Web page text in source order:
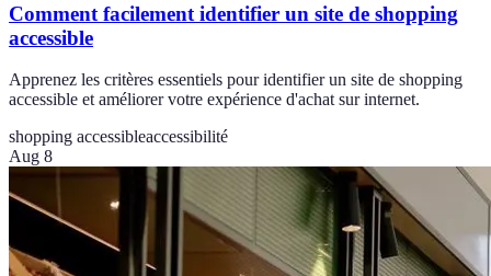
Comment facilement identifier un site de shopping
accessible
Apprenez les critères essentiels pour identifier un site de shopping
accessible et améliorer votre expérience d'achat sur internet.
shopping accessibleaccessibilité
Aug 8